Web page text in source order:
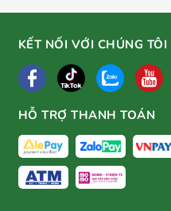
KẾT NỐI VỚI CHÚNG TÔI
HỖ TRỢ THANH TOÁN